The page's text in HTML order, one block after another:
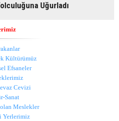
Uğurladı
Kültürümüz
Efsaneler
Cevizi
Sanat
Meslekler
Yerlerimiz